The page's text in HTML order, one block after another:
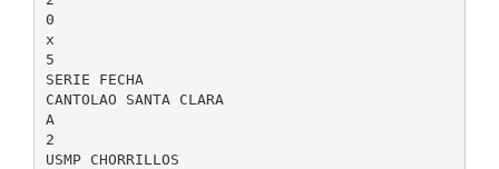
0
x
5
SERIE FECHA
CANTOLAO SANTA CLARA
A
2
USMP CHORRILLOS